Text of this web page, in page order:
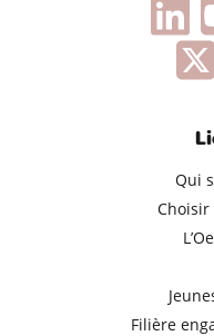
Qui
Choisir
Filière